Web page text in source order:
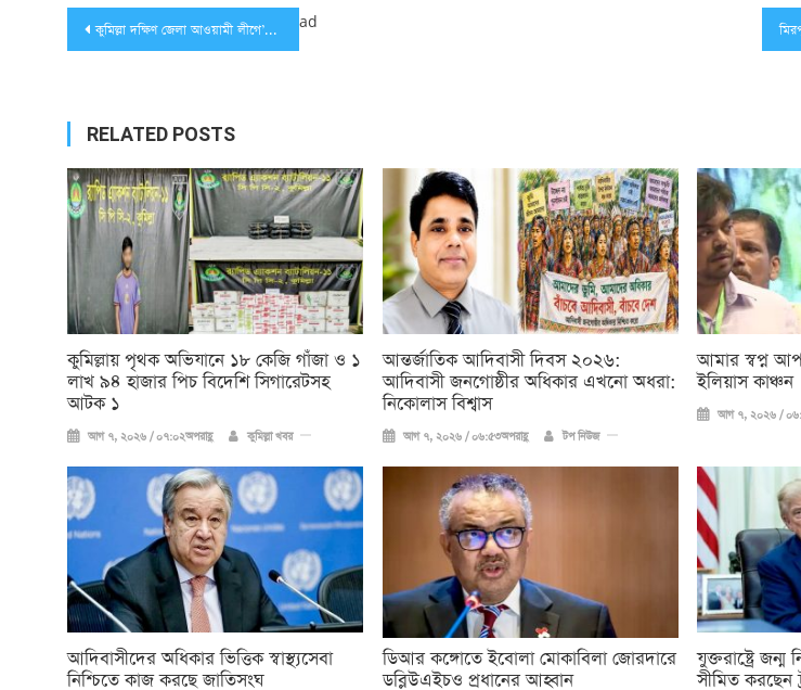
Post
কুমিল্লা দক্ষিণ জেলা আওয়ামী লীগে’র কার্যকরী কমিটির সভা ad
RELATED POSTS
কুমিল্লায় পৃথক অভিযানে ১৮ কেজি গাঁজা ও ১
লাখ ৯৪ হাজার পিচ বিদেশি সিগারেটসহ
আটক ১
আগ ৭, ২০২৬ / ০৭:০২অপরাহ্ণ কুমিল্লা খবর
আন্তর্জাতিক আদিবাসী দিবস ২০২৬:
আদিবাসী জনগোষ্ঠীর অধিকার এখনো অধরা:
নিকোলাস বিশ্বাস
আগ ৭, ২০২৬ / ০৬:৫৩অপরাহ্ণ টপ নিউজ
আমার স্বপ্ন
ইলিয়াস কাঞ্চন
আগ ৭, ২০২৬ /
আদিবাসীদের অধিকার ভিত্তিক স্বাস্থ্যসেবা
নিশ্চিতে কাজ করছে জাতিসংঘ
ডিআর কঙ্গোতে ইবোলা মোকাবিলা জোরদারে
ডব্লিউএইচও প্রধানের আহ্বান
যুক্তরাষ্ট্রে
সীমিত করছেন